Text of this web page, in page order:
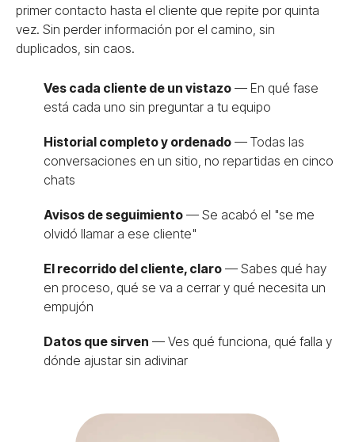
primer contacto hasta el cliente que repite por quinta
vez. Sin perder información por el camino, sin
duplicados, sin caos.
Ves cada cliente de un vistazo — En qué fase
está cada uno sin preguntar a tu equipo
Historial completo y ordenado — Todas las
conversaciones en un sitio, no repartidas en cinco
chats
Avisos de seguimiento — Se acabó el "se me
olvidó llamar a ese cliente"
El recorrido del cliente, claro — Sabes qué hay
en proceso, qué se va a cerrar y qué necesita un
empujón
Datos que sirven — Ves qué funciona, qué falla y
dónde ajustar sin adivinar